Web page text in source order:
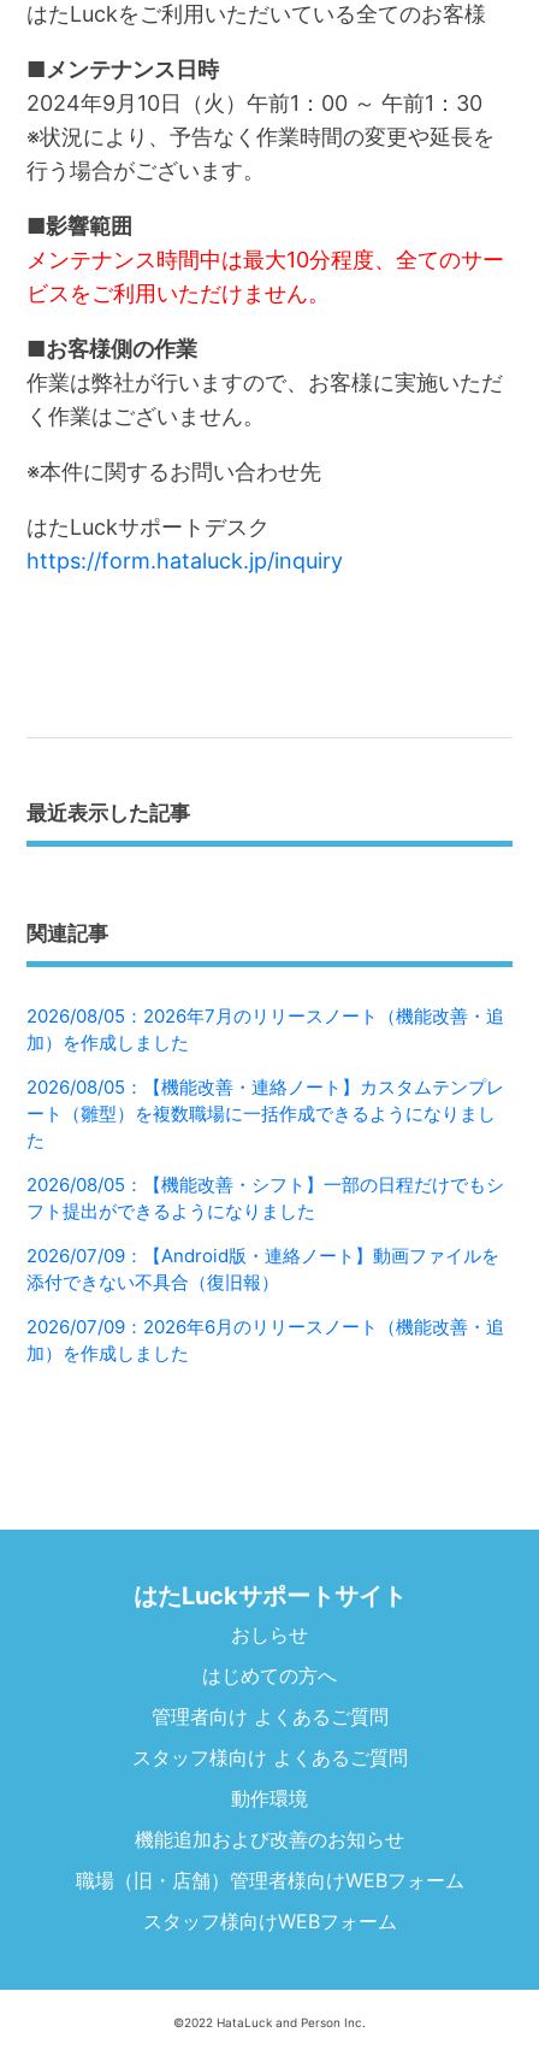
はたLuckをご利用いただいている全てのお客様
■メンテナンス日時
2024年9月10日（火）午前1：00 ～ 午前1：30
※状況により、予告なく作業時間の変更や延長を
行う場合がございます。
■影響範囲
メンテナンス時間中は最大10分程度、全てのサー
ビスをご利用いただけません。
■お客様側の作業
作業は弊社が行いますので、お客様に実施いただ
く作業はございません。
※本件に関するお問い合わせ先
はたLuckサポートデスク
https://form.hataluck.jp/inquiry
最近表示した記事
関連記事
2026/08/05：2026年7月のリリースノート（機能改善・追
加）を作成しました
2026/08/05：【機能改善・連絡ノート】カスタムテンプレ
ート（雛型）を複数職場に一括作成できるようになりまし
た
2026/08/05：【機能改善・シフト】一部の日程だけでもシ
フト提出ができるようになりました
2026/07/09：【Android版・連絡ノート】動画ファイルを
添付できない不具合（復旧報）
2026/07/09：2026年6月のリリースノート（機能改善・追
加）を作成しました
はたLuckサポートサイト
おしらせ
はじめての方へ
管理者向け よくあるご質問
スタッフ様向け よくあるご質問
動作環境
機能追加および改善のお知らせ
職場（旧・店舗）管理者様向けWEBフォーム
スタッフ様向けWEBフォーム
©2022 HataLuck and Person Inc.